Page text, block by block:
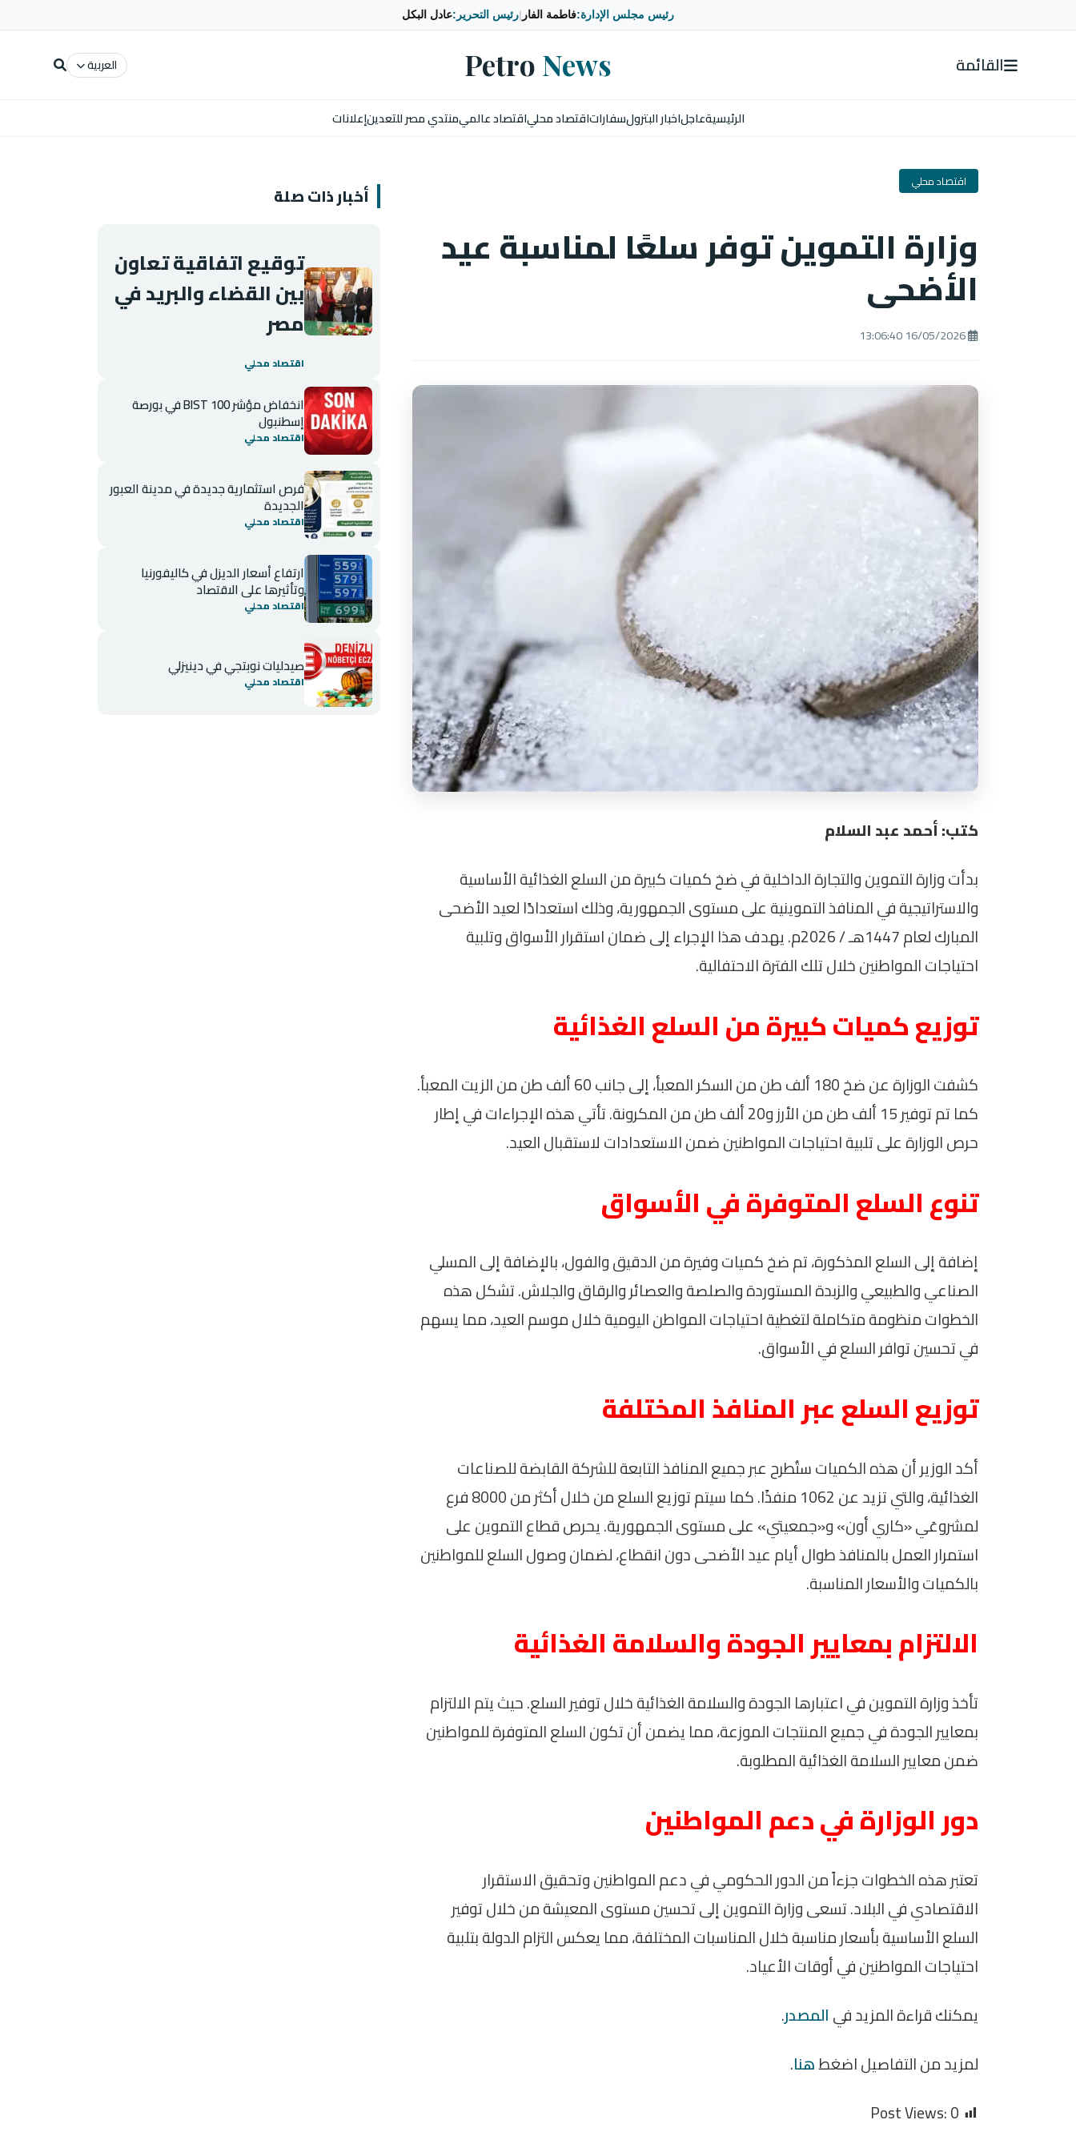
رئيس مجلس الإدارة:فاطمة الفار رئيس التحرير:عادل البكل
القائمة Petro News العربية
الرئيسيةعاجلاخبار البترولسفاراتاقتصاد محلياقتصاد عالميمنتدي مصر للتعدينإعلانات
اقتصاد محلي
وزارة التموين توفر سلعًا لمناسبة عيد
الأضحى
كتب: أحمد عبد السلام
بدأت وزارة التموين والتجارة الداخلية في ضخ كميات كبيرة من السلع الغذائية الأساسية
والاستراتيجية في المنافذ التموينية على مستوى الجمهورية، وذلك استعدادًا لعيد الأضحى
المبارك لعام 1447هـ / 2026م. يهدف هذا الإجراء إلى ضمان استقرار الأسواق وتلبية
احتياجات المواطنين خلال تلك الفترة الاحتفالية.
توزيع كميات كبيرة من السلع الغذائية
كشفت الوزارة عن ضخ 180 ألف طن من السكر المعبأ، إلى جانب 60 ألف طن من الزيت المعبأ.
كما تم توفير 15 ألف طن من الأرز و20 ألف طن من المكرونة. تأتي هذه الإجراءات في إطار
حرص الوزارة على تلبية احتياجات المواطنين ضمن الاستعدادات لاستقبال العيد.
تنوع السلع المتوفرة في الأسواق
إضافة إلى السلع المذكورة، تم ضخ كميات وفيرة من الدقيق والفول، بالإضافة إلى المسلي
الصناعي والطبيعي والزبدة المستوردة والصلصة والعصائر والرقاق والجلاش. تشكل هذه
الخطوات منظومة متكاملة لتغطية احتياجات المواطن اليومية خلال موسم العيد، مما يسهم
في تحسين توافر السلع في الأسواق.
توزيع السلع عبر المنافذ المختلفة
أكد الوزير أن هذه الكميات ستُطرح عبر جميع المنافذ التابعة للشركة القابضة للصناعات
الغذائية، والتي تزيد عن 1062 منفذًا. كما سيتم توزيع السلع من خلال أكثر من 8000 فرع
لمشروعَي «كاري أون» و«جمعيتي» على مستوى الجمهورية. يحرص قطاع التموين على
استمرار العمل بالمنافذ طوال أيام عيد الأضحى دون انقطاع، لضمان وصول السلع للمواطنين
بالكميات والأسعار المناسبة.
الالتزام بمعايير الجودة والسلامة الغذائية
تأخذ وزارة التموين في اعتبارها الجودة والسلامة الغذائية خلال توفير السلع. حيث يتم الالتزام
بمعايير الجودة في جميع المنتجات الموزعة، مما يضمن أن تكون السلع المتوفرة للمواطنين
ضمن معايير السلامة الغذائية المطلوبة.
دور الوزارة في دعم المواطنين
تعتبر هذه الخطوات جزءاً من الدور الحكومي في دعم المواطنين وتحقيق الاستقرار
الاقتصادي في البلاد. تسعى وزارة التموين إلى تحسين مستوى المعيشة من خلال توفير
السلع الأساسية بأسعار مناسبة خلال المناسبات المختلفة، مما يعكس التزام الدولة بتلبية
احتياجات المواطنين في أوقات الأعياد.
يمكنك قراءة المزيد فيالمصدر.
لمزيد من التفاصيل اضغطهنا.
Post Views:0
أخبار ذات صلة
توقيع اتفاقية تعاون
بين القضاء والبريد في
مصر
اقتصاد محلي
انخفاض مؤشر BIST 100 في بورصة
إسطنبول
اقتصاد محلي
فرص استثمارية جديدة في مدينة العبور
الجديدة
اقتصاد محلي
ارتفاع أسعار الديزل في كاليفورنيا
وتأثيرها على الاقتصاد
اقتصاد محلي
صيدليات نوبتجي في دينيزلي
اقتصاد محلي